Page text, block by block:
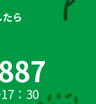
ら
：30